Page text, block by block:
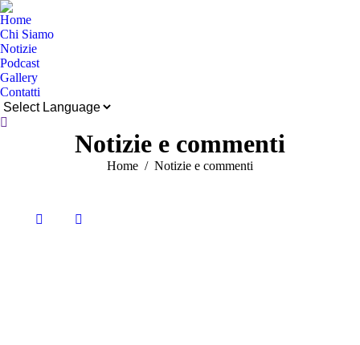
Home
Chi Siamo
Notizie
Podcast
Gallery
Contatti
Cerca:
Notizie e commenti
Tu sei qui:
Home Notizie e commenti